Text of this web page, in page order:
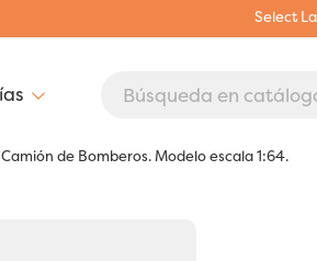
Select
Camión de Bomberos. Modelo escala 1:64.